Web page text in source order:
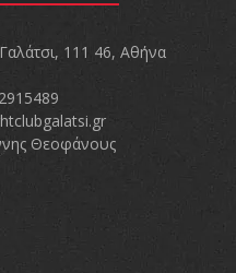
111 46, Αθήνα
Θεοφάνους